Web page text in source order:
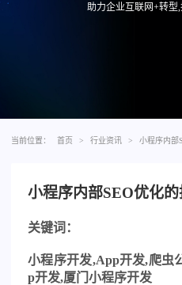
助力企业互联网+转型
当前位置： 首页 > 行业资讯 > 小程序内部
小程序内部SEO优化
关键词：
小程序开发,App开发,爬虫
p开发,厦门小程序开发